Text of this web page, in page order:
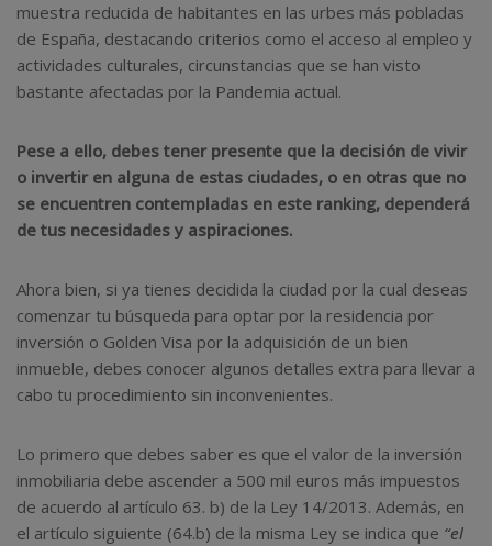
muestra reducida de habitantes en las urbes más pobladas
de España, destacando criterios como el acceso al empleo y
actividades culturales, circunstancias que se han visto
bastante afectadas por la Pandemia actual.
Pese a ello, debes tener presente que la decisión de vivir
o invertir en alguna de estas ciudades, o en otras que no
se encuentren contempladas en este ranking, dependerá
de tus necesidades y aspiraciones.
Ahora bien, si ya tienes decidida la ciudad por la cual deseas
comenzar tu búsqueda para optar por la residencia por
inversión o Golden Visa por la adquisición de un bien
inmueble, debes conocer algunos detalles extra para llevar a
cabo tu procedimiento sin inconvenientes.
Lo primero que debes saber es que el valor de la inversión
inmobiliaria debe ascender a 500 mil euros más impuestos
de acuerdo al artículo 63. b) de la Ley 14/2013. Además, en
el artículo siguiente (64.b) de la misma Ley se indica que “el